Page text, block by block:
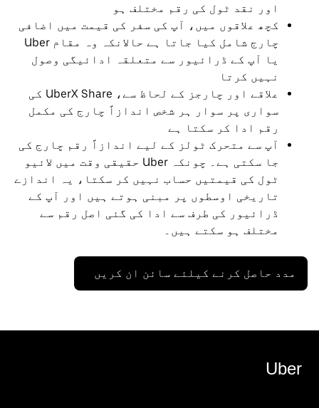
اور نقد ٹول کی رقم مختلف ہو
کچھ علاقوں میں، آپ کی سفر کی قیمت میں اضافی
چارج شامل کیا جاتا ہے حالانکہ وہ مقام Uber
یا آپ کے ڈرائیور سے متعلقہ ادائیگی وصول
نہیں کرتا
علاقے اور چارجز کے لحاظ سے، UberX Share کی
سواری پر سوار ہر شخص اندازاً چارج کی مکمل
رقم ادا کر سکتا ہے
آپ سے متحرک ٹولز کے لیے اندازاً رقم چارج کی
جا سکتی ہے۔ چونکہ Uber حقیقی وقت میں لائیو
ٹول کی قیمتیں حساب نہیں کر سکتا، یہ اندازے
تاریخی اوسطوں پر مبنی ہوتے ہیں اور آپ کے
ڈرائیور کی طرف سے ادا کی گئی اصل رقم سے
مختلف ہو سکتے ہیں۔
مدد حاصل کرنے کیلئے سائن ان کریں
Uber